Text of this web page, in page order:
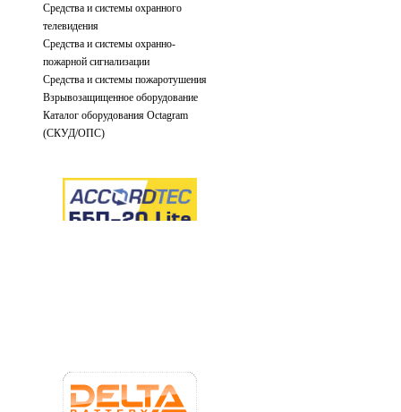
Средства и системы охранного
телевидения
Средства и системы охранно-
пожарной сигнализации
Средства и системы пожаротушения
Взрывозащищенное оборудование
Каталог оборудования Octagram
(СКУД/ОПС)